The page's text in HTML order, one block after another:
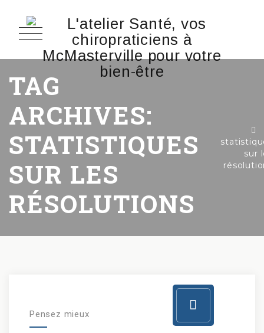
TAG
ARCHIVES:
STATISTIQUES
SUR LES
RÉSOLUTIONS
sur
Pensez mieux